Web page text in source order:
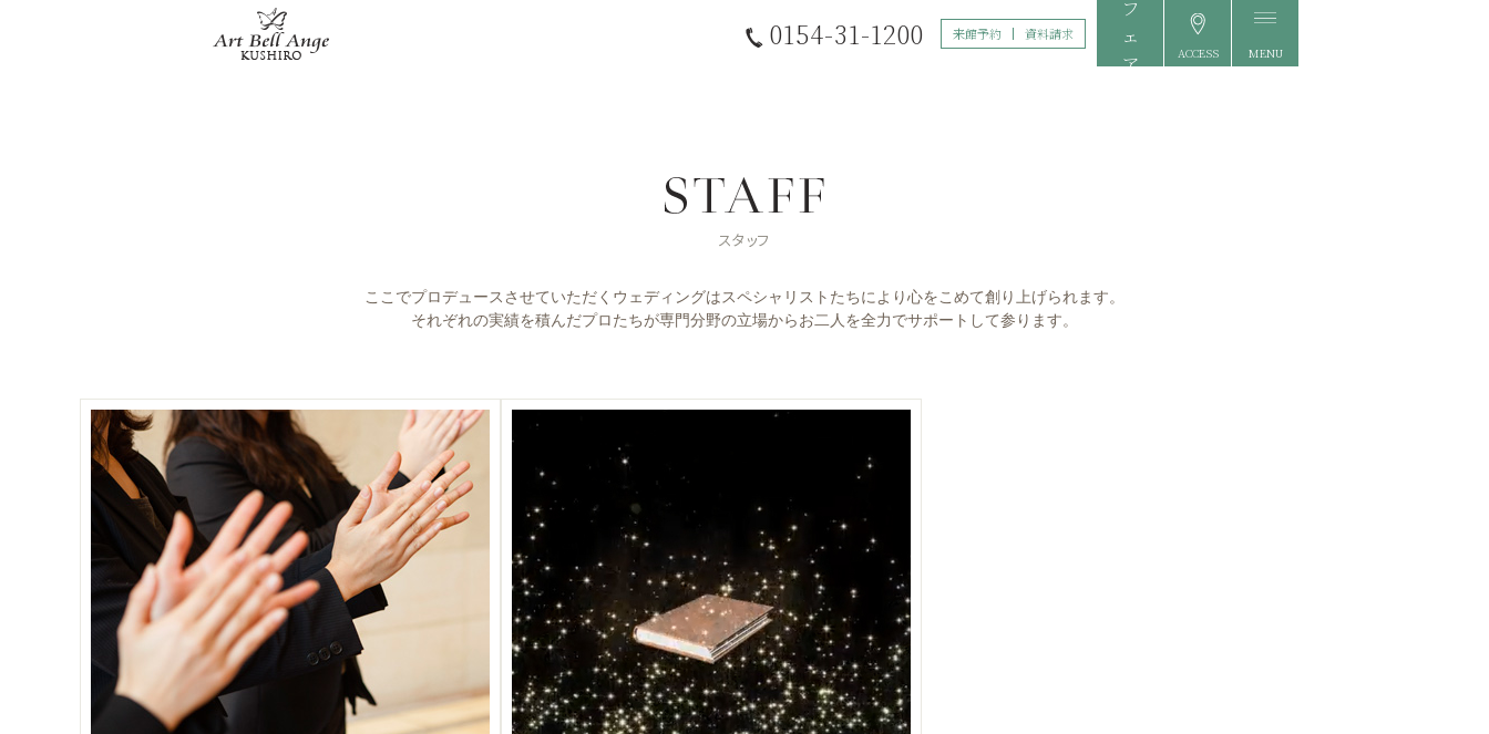
0154-31-1200 来館予約 資料請求
ACCESS MENU
ここでプロデュースさせていただくウェディングはスペシャリストたちにより心をこめて創り上げられます。
それぞれの実績を積んだプロたちが専門分野の立場からお二人を全力でサポートして参ります。